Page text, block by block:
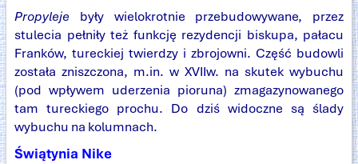
Propyleje były wielokrotnie przebudowywane, przez
stulecia pełniły też funkcję rezydencji biskupa, pałacu
Franków, tureckiej twierdzy i zbrojowni. Część budowli
została zniszczona, m.in. w XVIIw. na skutek wybuchu
(pod wpływem uderzenia pioruna) zmagazynowanego
tam tureckiego prochu. Do dziś widoczne są ślady
wybuchu na kolumnach.
Świątynia Nike